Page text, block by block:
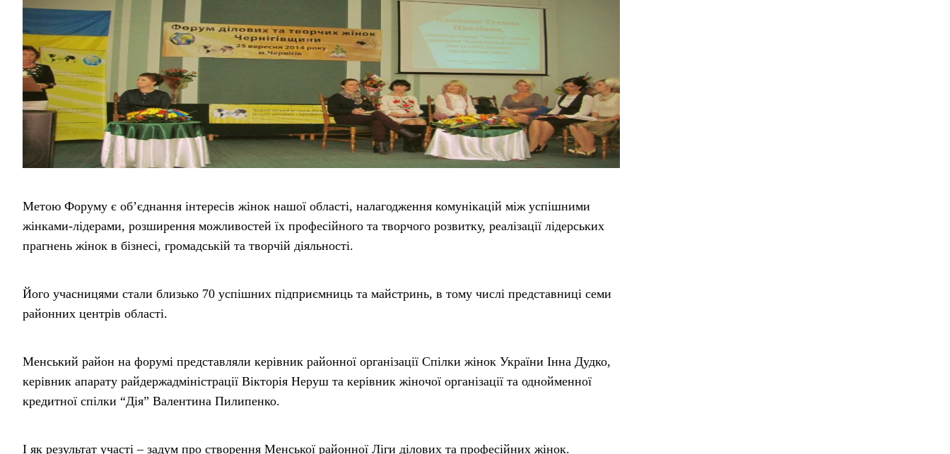
Метою Форуму є об’єднання інтересів жінок нашої області, налагодження комунікацій між успішними
жінками-лідерами, розширення можливостей їх професійного та творчого розвитку, реалізації лідерських
прагнень жінок в бізнесі, громадській та творчій діяльності.
Його учасницями стали близько 70 успішних підприємниць та майстринь, в тому числі представниці семи
районних центрів області.
Менський район на форумі представляли керівник районної організації Спілки жінок України Інна Дудко,
керівник апарату райдержадміністрації Вікторія Неруш та керівник жіночої організації та однойменної
кредитної спілки “Дія” Валентина Пилипенко.
І як результат участі – задум про створення Менської районної Ліги ділових та професійних жінок.